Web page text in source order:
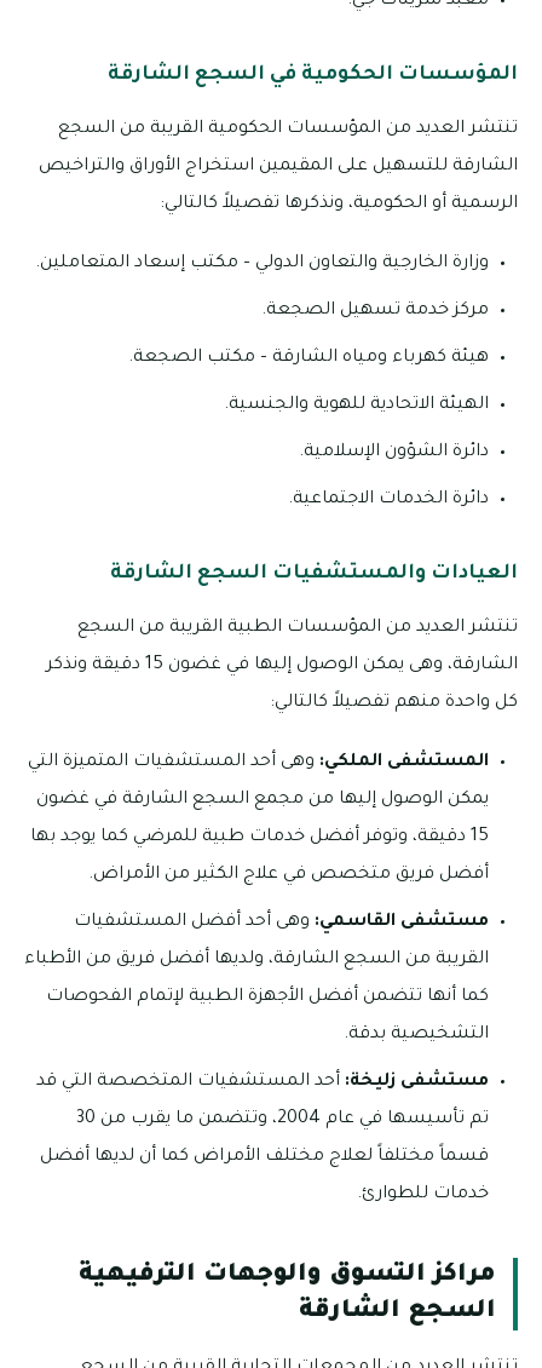
المؤسسات الحكومية في السجع الشارقة
تنتشر العديد من المؤسسات الحكومية القريبة من السجع
الشارقة للتسهيل على المقيمين استخراج الأوراق والتراخيص
الرسمية أو الحكومية، ونذكرها تفصيلاً كالتالي:
وزارة الخارجية والتعاون الدولي – مكتب إسعاد المتعاملين.
مركز خدمة تسهيل الصجعة.
هيئة كهرباء ومياه الشارقة – مكتب الصجعة.
الهيئة الاتحادية للهوية والجنسية.
دائرة الشؤون الإسلامية.
دائرة الخدمات الاجتماعية.
العيادات والمستشفيات السجع الشارقة
تنتشر العديد من المؤسسات الطبية القريبة من السجع
الشارقة، وهى يمكن الوصول إليها في غضون 15 دقيقة ونذكر
كل واحدة منهم تفصيلاً كالتالي:
المستشفى الملكي: وهى أحد المستشفيات المتميزة التي
يمكن الوصول إليها من مجمع السجع الشارقة في غضون
15 دقيقة، وتوفر أفضل خدمات طبية للمرضي كما يوجد بها
أفضل فريق متخصص في علاج الكثير من الأمراض.
مستشفى القاسمي: وهى أحد أفضل المستشفيات
القريبة من السجع الشارقة، ولديها أفضل فريق من الأطباء
كما أنها تتضمن أفضل الأجهزة الطبية لإتمام الفحوصات
التشخيصية بدقة.
مستشفى زليخة: أحد المستشفيات المتخصصة التي قد
تم تأسيسها في عام 2004، وتتضمن ما يقرب من 30
قسماً مختلفاً لعلاج مختلف الأمراض كما أن لديها أفضل
خدمات للطوارئ.
مراكز التسوق والوجهات الترفيهية
السجع الشارقة